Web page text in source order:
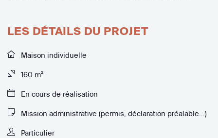
LES DÉTAILS DU PROJET
Maison individuelle
160 m²
En cours de réalisation
Mission administrative (permis, déclaration préalable...)
Particulier